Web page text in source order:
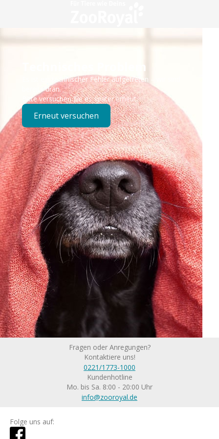
Technisches Problem
Es ist ein technischer Fehler aufgetreten – wir sind
bereits dran.
Bitte versuchen Sie es später erneut.
Erneut versuchen
Fragen oder Anregungen?
Kontaktiere uns!
0221/1773-1000
Kundenhotline
Mo. bis Sa. 8:00 - 20:00 Uhr
info@zooroyal.de
Folge uns auf: